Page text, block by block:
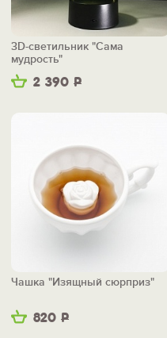
2 390 Р
3D-светильник "Сама
мудрость"
820 Р
Чашка "Изящный сюрприз"